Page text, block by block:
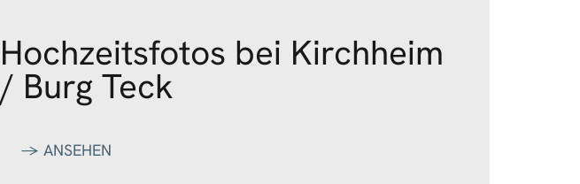
Hochzeitsfotos bei Kirchheim
/ Burg Teck
‭→ ANSEHEN